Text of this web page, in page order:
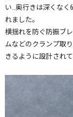
い…奥行きは深くなく
れました。
横揺れを防ぐ防振ブ
ムなどのクランプ取
きるように設計されて